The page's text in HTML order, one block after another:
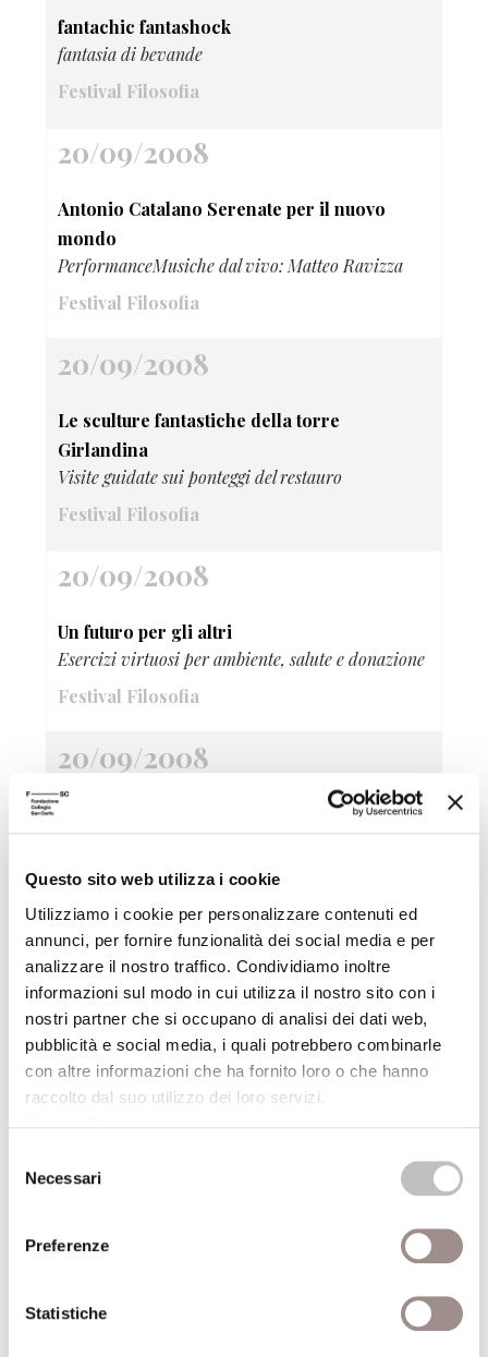
Questo sito web utilizza i cookie
Utilizziamo i cookie per personalizzare contenuti ed
annunci, per fornire funzionalità dei social media e per
analizzare il nostro traffico. Condividiamo inoltre
informazioni sul modo in cui utilizza il nostro sito con i
nostri partner che si occupano di analisi dei dati web,
pubblicità e social media, i quali potrebbero combinarle
con altre informazioni che ha fornito loro o che hanno
raccolto dal suo utilizzo dei loro servizi.
delNecessari
Preferenze
Statistiche
fantachic fantashock
fantasia di bevande
Festival Filosofia
20/09/2008
Antonio Catalano Serenate per il nuovo
mondo
PerformanceMusiche dal vivo: Matteo Ravizza
Festival Filosofia
20/09/2008
Le sculture fantastiche della torre
Girlandina
Visite guidate sui ponteggi del restauro
Festival Filosofia
20/09/2008
Un futuro per gli altri
Esercizi virtuosi per ambiente, salute e donazione
Festival Filosofia
20/09/2008
Gioco di ruolo
Festival Filosofia
20/09/2008
Eduardo Arroyo Fantomas e altre storie
dipinte
Festival Filosofia
20/09/2008
Patto di sale Comics e disegni fantastici del